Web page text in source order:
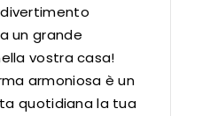
un grande
vostra casa!
armoniosa è un
quotidiana la tua